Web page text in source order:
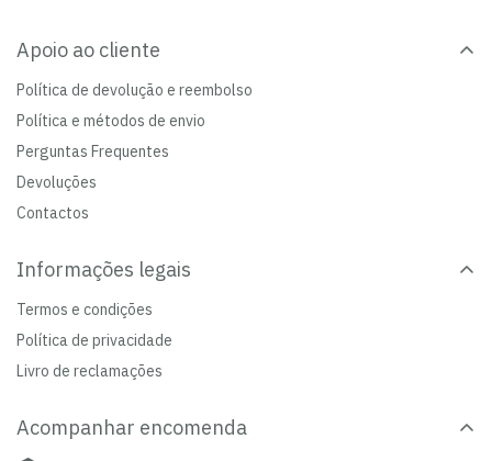
Apoio ao cliente
Política de devolução e reembolso
Política e métodos de envio
Perguntas Frequentes
Devoluções
Contactos
Informações legais
Termos e condições
Política de privacidade
Livro de reclamações
Acompanhar encomenda